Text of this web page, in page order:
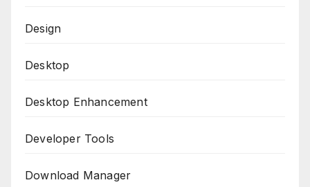
Design
Desktop
Desktop Enhancement
Developer Tools
Download Manager